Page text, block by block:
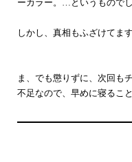
ーカラー。…というもので
しかし、真相もふざけてま
ま、でも懲りずに、次回も
不足なので、早めに寝るこ